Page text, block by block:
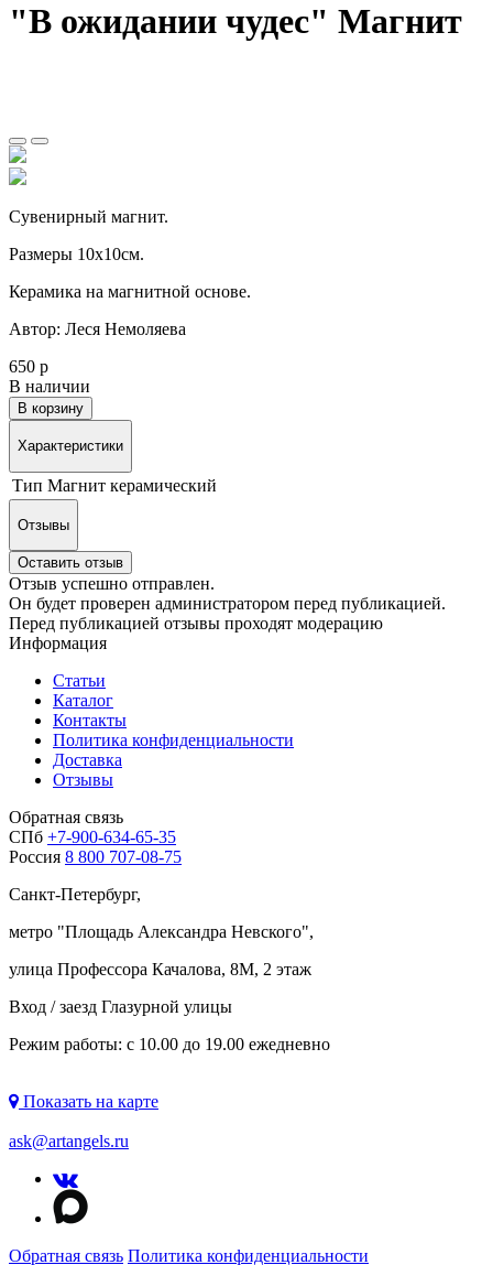
"В ожидании чудес" Магнит
Сувенирный магнит.
Размеры 10х10см.
Керамика на магнитной основе.
Автор: Леся Немоляева
650 р
В наличии
В корзину
Характеристики
Тип Магнит керамический
Отзывы
Оставить отзыв
Отзыв успешно отправлен.
Он будет проверен администратором перед публикацией.
Перед публикацией отзывы проходят модерацию
Информация
Статьи
Каталог
Контакты
Политика конфиденциальности
Доставка
Отзывы
Обратная связь
СПб +7-900-634-65-35
Россия 8 800 707-08-75
Санкт-Петербург,
метро "Площадь Александра Невского",
улица Профессора Качалова, 8М, 2 этаж
Вход / заезд Глазурной улицы
Режим работы: с 10.00 до 19.00 ежедневно
Показать на карте
ask@artangels.ru
Обратная связь Политика конфиденциальности